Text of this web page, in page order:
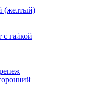
(желтый)
гайкой